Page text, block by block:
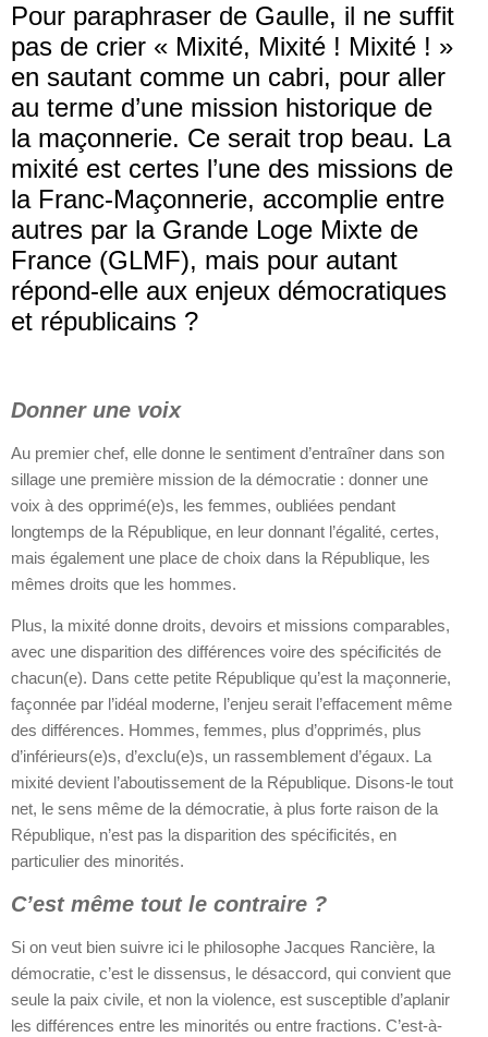
Pour paraphraser de Gaulle, il ne suffit
pas de crier « Mixité, Mixité ! Mixité ! »
en sautant comme un cabri, pour aller
au terme d’une mission historique de
la maçonnerie. Ce serait trop beau. La
mixité est certes l’une des missions de
la Franc-Maçonnerie, accomplie entre
autres par la Grande Loge Mixte de
France (GLMF), mais pour autant
répond-elle aux enjeux démocratiques
et républicains ?
Donner une voix
Au premier chef, elle donne le sentiment d’entraîner dans son
sillage une première mission de la démocratie : donner une
voix à des opprimé(e)s, les femmes, oubliées pendant
longtemps de la République, en leur donnant l’égalité, certes,
mais également une place de choix dans la République, les
mêmes droits que les hommes.
Plus, la mixité donne droits, devoirs et missions comparables,
avec une disparition des différences voire des spécificités de
chacun(e). Dans cette petite République qu’est la maçonnerie,
façonnée par l’idéal moderne, l’enjeu serait l’effacement même
des différences. Hommes, femmes, plus d’opprimés, plus
d’inférieurs(e)s, d’exclu(e)s, un rassemblement d’égaux. La
mixité devient l’aboutissement de la République. Disons-le tout
net, le sens même de la démocratie, à plus forte raison de la
République, n’est pas la disparition des spécificités, en
particulier des minorités.
C’est même tout le contraire ?
Si on veut bien suivre ici le philosophe Jacques Rancière, la
démocratie, c’est le dissensus, le désaccord, qui convient que
seule la paix civile, et non la violence, est susceptible d’aplanir
les différences entre les minorités ou entre fractions. C’est-à-